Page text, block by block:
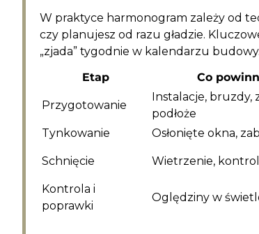
W praktyce harmonogram zależy od
czy planujesz od razu gładzie.
„zjada” tygodnie w kalendarzu budowy.
Etap
Co
Przygotowanie
Instalacje,
podłoże
Tynkowanie Osłonięte okna,
Schnięcie Wietrzenie,
Kontrola i
poprawki
Oględziny w